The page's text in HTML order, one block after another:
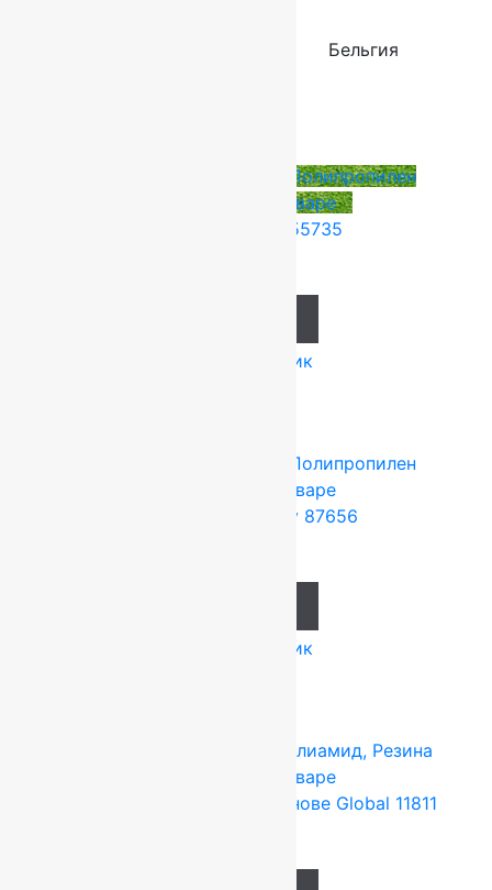
Бельгия
Полипропилен
Подробнее о товаре
Ковролин Festa 55735
Купить в 1 клик
Полипропилен
Подробнее о товаре
Ковролин Harmony 87656
Купить в 1 клик
Полиамид, Резина
Подробнее о товаре
Ковролин на резиновой основе Global 11811